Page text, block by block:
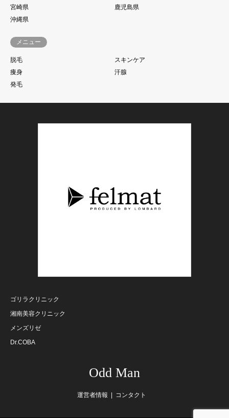
宮崎県
鹿児島県
沖縄県
メニュー
脱毛
スキンケア
痩身
汗腺
発毛
ゴリラクリニック
湘南美容クリニック
メンズリゼ
Dr.COBA
Odd Man
運営者情報 コンタクト